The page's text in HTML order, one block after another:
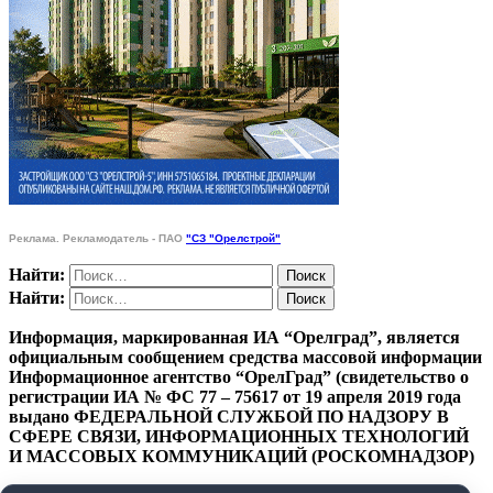
Реклама. Рекламодатель - ПАО "СЗ "Орелстрой"
Найти:
Найти:
Информация, маркированная ИА “Орелград”, является
официальным сообщением средства массовой информации
Информационное агентство “ОрелГрад” (свидетельство о
регистрации ИА № ФС 77 – 75617 от 19 апреля 2019 года
выдано ФЕДЕРАЛЬНОЙ СЛУЖБОЙ ПО НАДЗОРУ В
СФЕРЕ СВЯЗИ, ИНФОРМАЦИОННЫХ ТЕХНОЛОГИЙ
И МАССОВЫХ КОММУНИКАЦИЙ (РОСКОМНАДЗОР)